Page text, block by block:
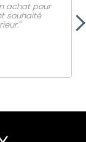
achat pour
souhaité